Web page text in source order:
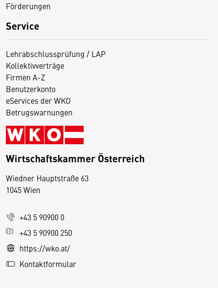
Förderungen
Service
Lehrabschlussprüfung / LAP
Kollektivverträge
Firmen A-Z
Benutzerkonto
eServices der WKO
Betrugswarnungen
Wirtschaftskammer Österreich
Wiedner Hauptstraße 63
1045 Wien
+43 5 90900 0
+43 5 90900 250
https://wko.at/
Kontaktformular
D
s
e
S
e